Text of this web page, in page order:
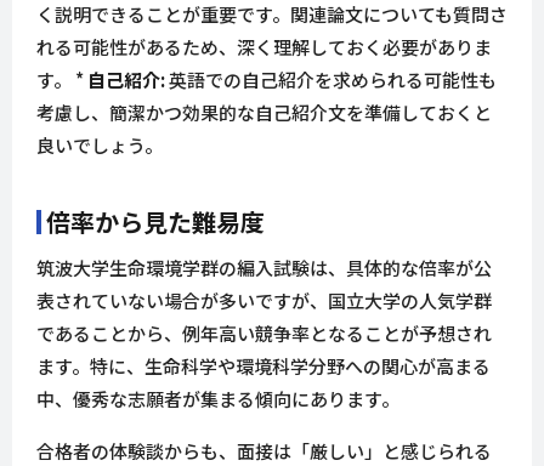
く説明できることが重要です。関連論文についても質問さ
れる可能性があるため、深く理解しておく必要がありま
す。 * 自己紹介:英語での自己紹介を求められる可能性も
考慮し、簡潔かつ効果的な自己紹介文を準備しておくと
良いでしょう。
倍率から見た難易度
筑波大学生命環境学群の編入試験は、具体的な倍率が公
表されていない場合が多いですが、国立大学の人気学群
であることから、例年高い競争率となることが予想され
ます。特に、生命科学や環境科学分野への関心が高まる
中、優秀な志願者が集まる傾向にあります。
合格者の体験談からも、面接は「厳しい」と感じられる